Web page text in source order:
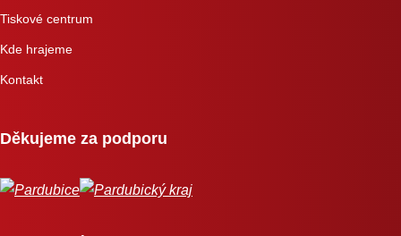
Tiskové centrum
Kde hrajeme
Kontakt
Děkujeme za podporu